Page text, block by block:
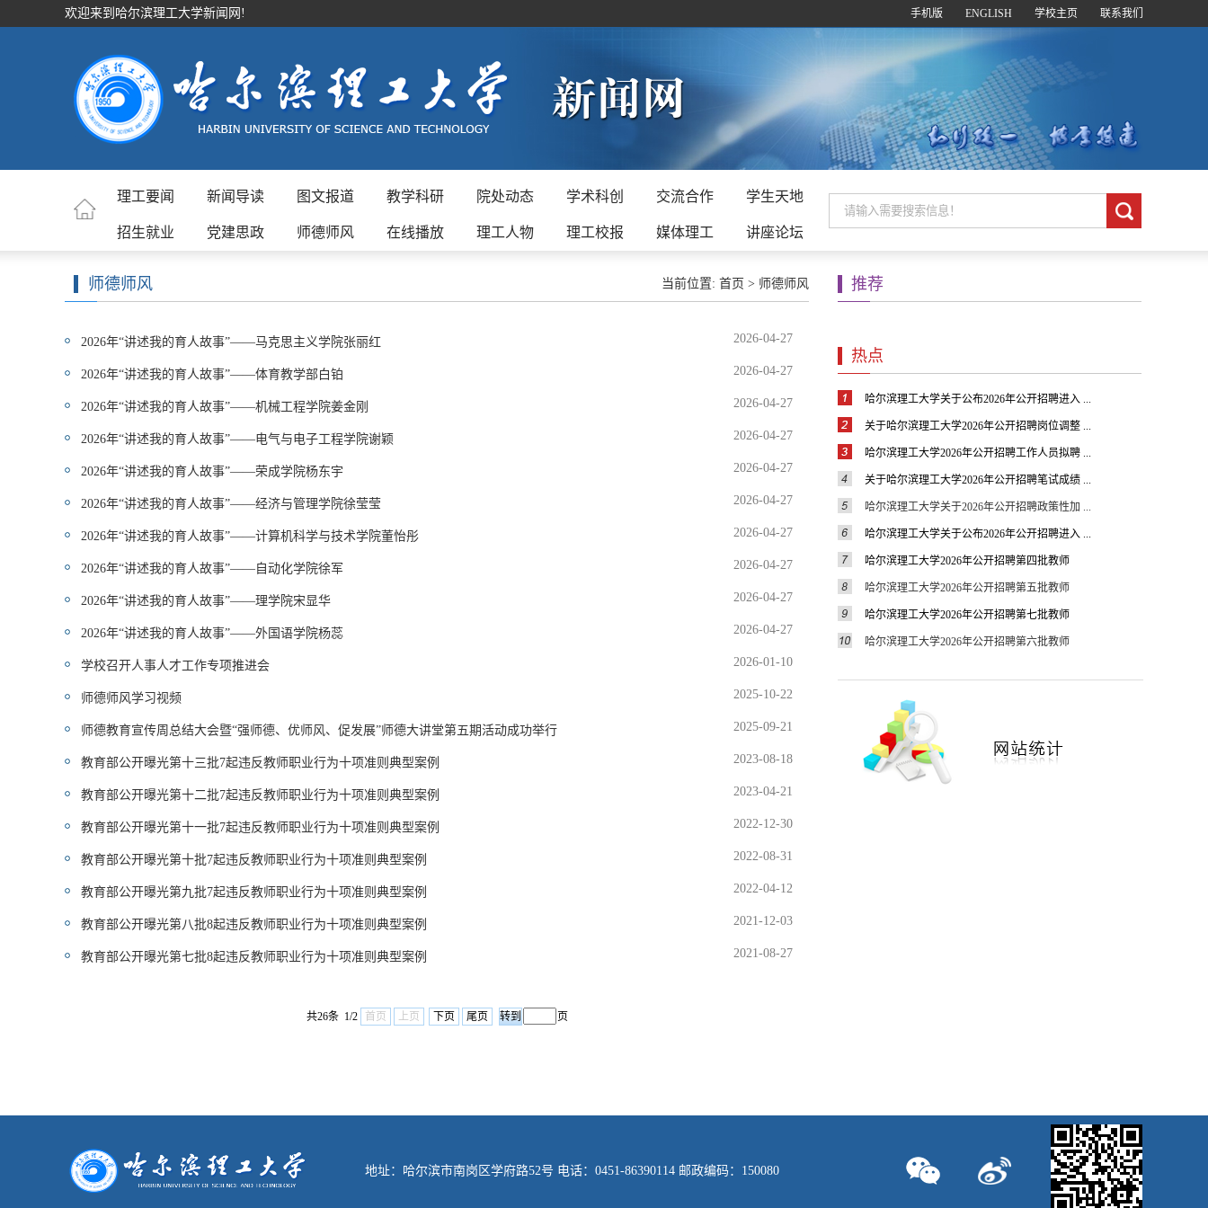
欢迎来到哈尔滨理工大学新闻网! 手机版 ENGLISH 学校主页 联系我们
理工要闻 新闻导读 图文报道 教学科研 院处动态 学术科创 交流合作 学生天地
招生就业 党建思政 师德师风 在线播放 理工人物 理工校报 媒体理工 讲座论坛
师德师风 当前位置: 首页 > 师德师风
2026年“讲述我的育人故事”——马克思主义学院张丽红 2026-04-27
2026年“讲述我的育人故事”——体育教学部白铂 2026-04-27
2026年“讲述我的育人故事”——机械工程学院姜金刚 2026-04-27
2026年“讲述我的育人故事”——电气与电子工程学院谢颖 2026-04-27
2026年“讲述我的育人故事”——荣成学院杨东宇 2026-04-27
2026年“讲述我的育人故事”——经济与管理学院徐莹莹 2026-04-27
2026年“讲述我的育人故事”——计算机科学与技术学院董怡彤 2026-04-27
2026年“讲述我的育人故事”——自动化学院徐军 2026-04-27
2026年“讲述我的育人故事”——理学院宋显华 2026-04-27
2026年“讲述我的育人故事”——外国语学院杨蕊 2026-04-27
学校召开人事人才工作专项推进会 2026-01-10
师德师风学习视频 2025-10-22
师德教育宣传周总结大会暨“强师德、优师风、促发展”师德大讲堂第五期活动成功举行 2025-09-21
教育部公开曝光第十三批7起违反教师职业行为十项准则典型案例 2023-08-18
教育部公开曝光第十二批7起违反教师职业行为十项准则典型案例 2023-04-21
教育部公开曝光第十一批7起违反教师职业行为十项准则典型案例 2022-12-30
教育部公开曝光第十批7起违反教师职业行为十项准则典型案例 2022-08-31
教育部公开曝光第九批7起违反教师职业行为十项准则典型案例 2022-04-12
教育部公开曝光第八批8起违反教师职业行为十项准则典型案例 2021-12-03
教育部公开曝光第七批8起违反教师职业行为十项准则典型案例 2021-08-27
共26条 1/2 首页 上页 下页 尾页 页
推荐
热点
哈尔滨理工大学关于公布2026年公开招聘进入 ...
关于哈尔滨理工大学2026年公开招聘岗位调整 ...
哈尔滨理工大学2026年公开招聘工作人员拟聘 ...
关于哈尔滨理工大学2026年公开招聘笔试成绩 ...
哈尔滨理工大学关于2026年公开招聘政策性加 ...
哈尔滨理工大学关于公布2026年公开招聘进入 ...
哈尔滨理工大学2026年公开招聘第四批教师
哈尔滨理工大学2026年公开招聘第五批教师
哈尔滨理工大学2026年公开招聘第七批教师
哈尔滨理工大学2026年公开招聘第六批教师
地址：哈尔滨市南岗区学府路52号 电话：0451-86390114 邮政编码：150080